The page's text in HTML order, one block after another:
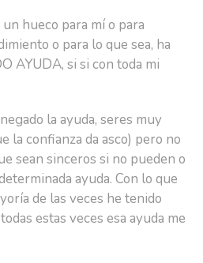
hueco para mí o para
o para lo que sea, ha
AYUDA, si si con toda mi
la ayuda, seres muy
la confianza da asco) pero no
sean sinceros si no pueden o
ayuda. Con lo que
de las veces he tenido
estas veces esa ayuda me